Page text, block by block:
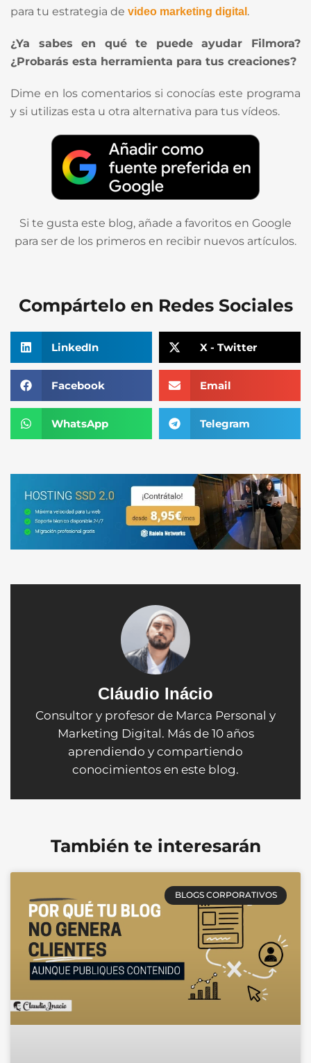
para tu estrategia de video marketing digital .
¿Ya sabes en qué te puede ayudar Filmora?
¿Probarás esta herramienta para tus creaciones?
Dime en los comentarios si conocías este programa
y si utilizas esta u otra alternativa para tus vídeos.
Si te gusta este blog, añade a favoritos en Google
para ser de los primeros en recibir nuevos artículos.
Compártelo en Redes Sociales
LinkedIn X - Twitter
Facebook Email
WhatsApp Telegram
Cláudio Inácio
Consultor y profesor de Marca Personal y
Marketing Digital. Más de 10 años
aprendiendo y compartiendo
conocimientos en este blog.
También te interesarán
BLOGS CORPORATIVOS